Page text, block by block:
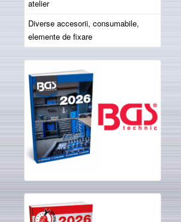
atelier
Diverse accesorii, consumabile,
elemente de fixare